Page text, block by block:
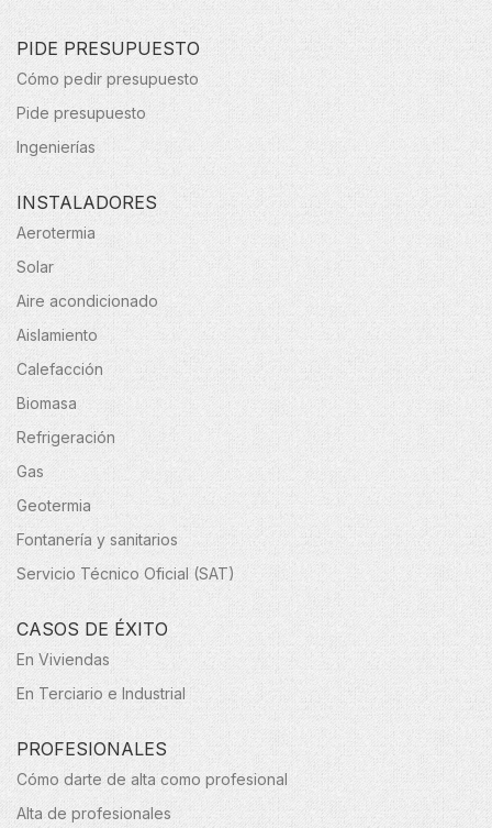
PIDE PRESUPUESTO
Cómo pedir presupuesto
Pide presupuesto
Ingenierías
INSTALADORES
Aerotermia
Solar
Aire acondicionado
Aislamiento
Calefacción
Biomasa
Refrigeración
Gas
Geotermia
Fontanería y sanitarios
Servicio Técnico Oficial (SAT)
CASOS DE ÉXITO
En Viviendas
En Terciario e Industrial
PROFESIONALES
Cómo darte de alta como profesional
Alta de profesionales